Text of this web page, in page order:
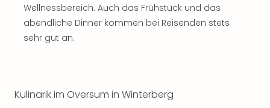
Wellnessbereich. Auch das Frühstück und das
abendliche Dinner kommen bei Reisenden stets
sehr gut an.
Kulinarik im Oversum in Winterberg